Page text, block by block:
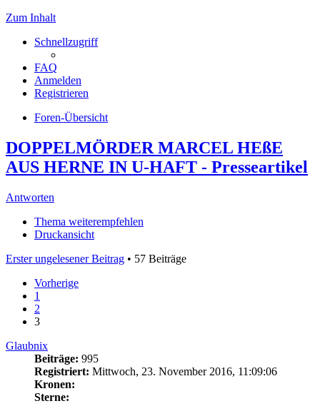
Zum Inhalt
Schnellzugriff
FAQ
Anmelden
Registrieren
Foren-Übersicht
DOPPELMÖRDER MARCEL HEßE
AUS HERNE IN U-HAFT - Presseartikel
Antworten
Thema weiterempfehlen
Druckansicht
Erster ungelesener Beitrag • 57 Beiträge
Vorherige
1
2
3
Glaubnix
Beiträge: 995
Registriert: Mittwoch, 23. November 2016, 11:09:06
Kronen:
Sterne: